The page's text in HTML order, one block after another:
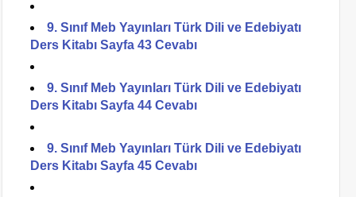
9. Sınıf Meb Yayınları Türk Dili ve Edebiyatı
Ders Kitabı Sayfa 43 Cevabı
9. Sınıf Meb Yayınları Türk Dili ve Edebiyatı
Ders Kitabı Sayfa 44 Cevabı
9. Sınıf Meb Yayınları Türk Dili ve Edebiyatı
Ders Kitabı Sayfa 45 Cevabı